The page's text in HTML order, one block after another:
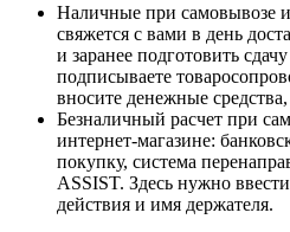
Наличные при самовывозе
свяжется с вами в день
и заранее подготовить
подписываете
вносите денежные
Безналичный расчет при
интернет-магазине:
покупку, система
ASSIST. Здесь нужно
действия и имя держателя.